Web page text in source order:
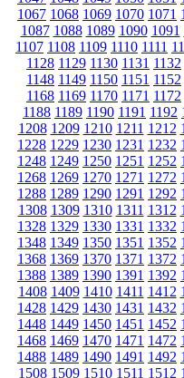
1067 1068 1069 1070 1071
1087 1088 1089 1090 1091
1107 1108 1109 1110 1111
1128 1129 1130 1131 1132
1148 1149 1150 1151 1152
1168 1169 1170 1171 1172
1188 1189 1190 1191 1192
1208 1209 1210 1211 1212
1228 1229 1230 1231 1232
1248 1249 1250 1251 1252
1268 1269 1270 1271 1272
1288 1289 1290 1291 1292
1308 1309 1310 1311 1312
1328 1329 1330 1331 1332
1348 1349 1350 1351 1352
1368 1369 1370 1371 1372
1388 1389 1390 1391 1392
1408 1409 1410 1411 1412
1428 1429 1430 1431 1432
1448 1449 1450 1451 1452
1468 1469 1470 1471 1472
1488 1489 1490 1491 1492
1508 1509 1510 1511 1512